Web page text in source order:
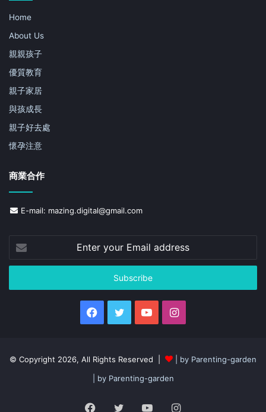
Home
About Us
親親孩子
優質教育
親子家居
與孩成長
親子好去處
懷孕注意
商業合作
E-mail: mazing.digital@gmail.com
© Copyright 2026, All Rights Reserved |
| by Parenting-garden
| by Parenting-garden